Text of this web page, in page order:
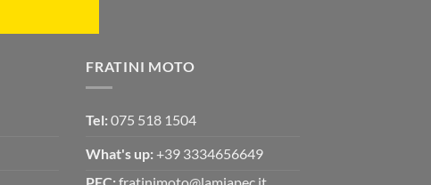
FRATINI MOTO
Tel: 075 518 1504
What's up: +39 3334656649